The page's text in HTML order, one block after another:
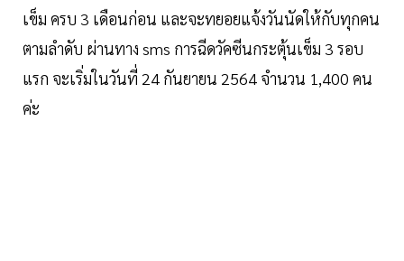
เข็ม ครบ 3 เดือนก่อน และจะทยอยแจ้งวันนัดให้กับทุกคน
ตามลำดับ ผ่านทาง sms การฉีดวัคซีนกระตุ้นเข็ม 3 รอบ
แรก จะเริ่มในวันที่ 24 กันยายน 2564 จำนวน 1,400 คน
ค่ะ